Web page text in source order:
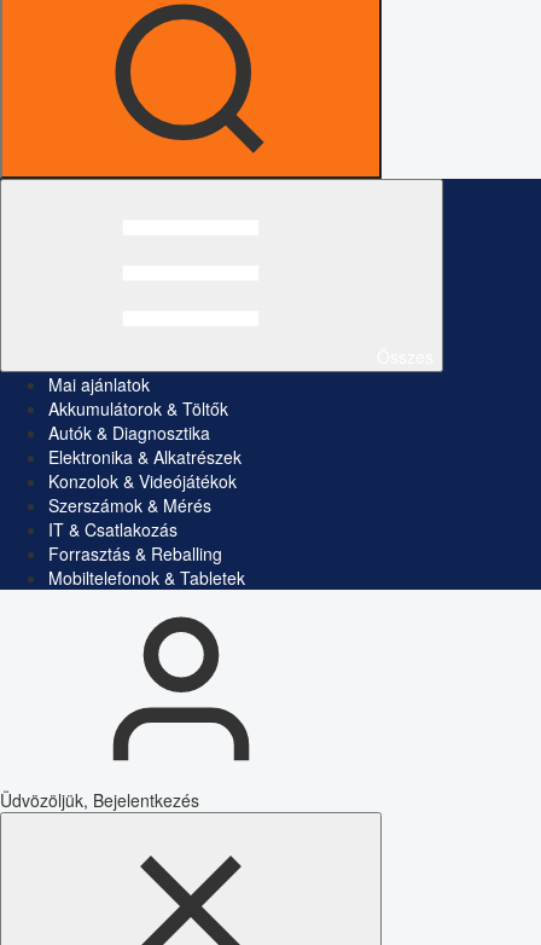
Mai ajánlatok
Akkumulátorok & Töltők
Autók & Diagnosztika
Elektronika & Alkatrészek
Konzolok & Videójátékok
Szerszámok & Mérés
IT & Csatlakozás
Forrasztás & Reballing
Mobiltelefonok & Tabletek
Üdvözöljük, Bejelentkezés